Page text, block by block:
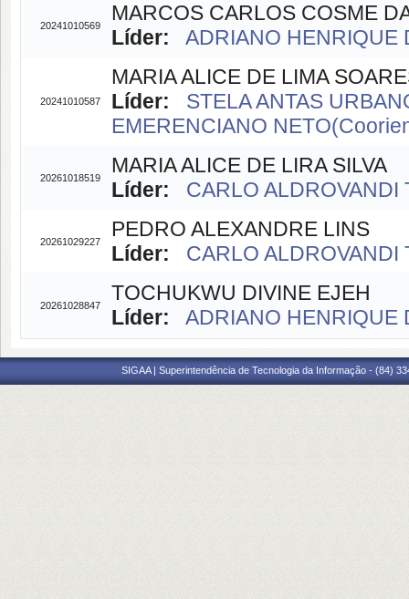
20241010569
MARCOS CARLOS COSME
Líder:
ADRIANO HENRIQUE
20241010587
MARIA ALICE DE LIMA
Líder:
STELA ANTAS
EMERENCIANO
20261018519
MARIA ALICE DE LIRA SILVA
Líder:
CARLO
20261029227
PEDRO ALEXANDRE LINS
Líder:
CARLO
20261028847
TOCHUKWU DIVINE EJEH
Líder:
ADRIANO HENRIQUE
SIGAA | Superintendência de Tecnologia da Informação - (84)